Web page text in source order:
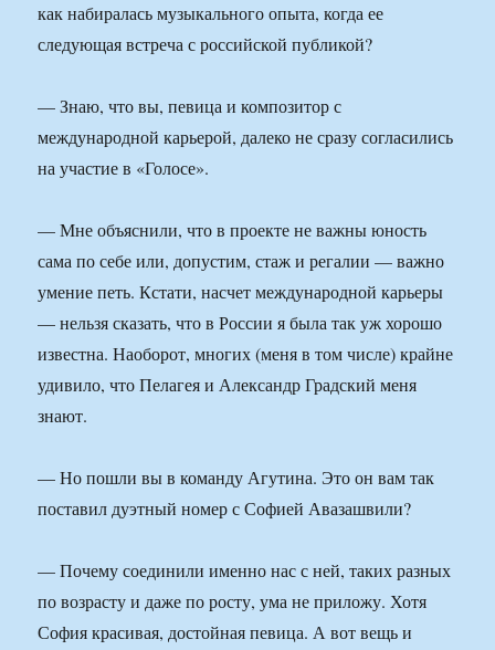
как набиралась музыкального опыта, когда ее
следующая встреча с российской публикой?
— Знаю, что вы, певица и композитор с
международной карьерой, далеко не сразу согласились
на участие в «Голосе».
— Мне объяснили, что в проекте не важны юность
сама по себе или, допустим, стаж и регалии — важно
умение петь. Кстати, насчет международной карьеры
— нельзя сказать, что в России я была так уж хорошо
известна. Наоборот, многих (меня в том числе) крайне
удивило, что Пелагея и Александр Градский меня
знают.
— Но пошли вы в команду Агутина. Это он вам так
поставил дуэтный номер с Софией Авазашвили?
— Почему соединили именно нас с ней, таких разных
по возрасту и даже по росту, ума не приложу. Хотя
София красивая, достойная певица. А вот вещь и